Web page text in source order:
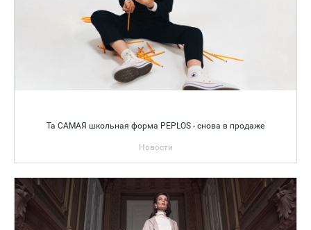
Та САМАЯ школьная форма PEPLOS - снова в продаже
Новости